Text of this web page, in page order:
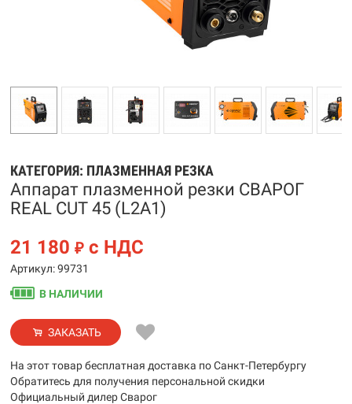
КАТЕГОРИЯ: ПЛАЗМЕННАЯ РЕЗКА
Аппарат плазменной резки СВАРОГ
REAL CUT 45 (L2А1)
21 180 ₽ с НДС
Артикул: 99731
В НАЛИЧИИ
ЗАКАЗАТЬ
На этот товар бесплатная доставка по Санкт-Петербургу
Обратитесь для получения персональной скидки
Официальный дилер Сварог